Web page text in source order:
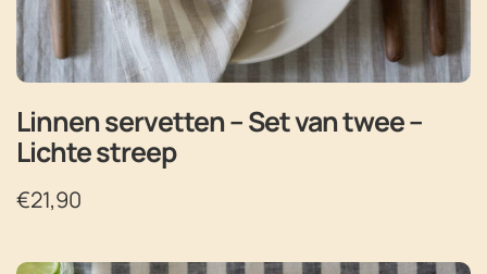
Linnen servetten – Set van twee –
Lichte streep
€21,90